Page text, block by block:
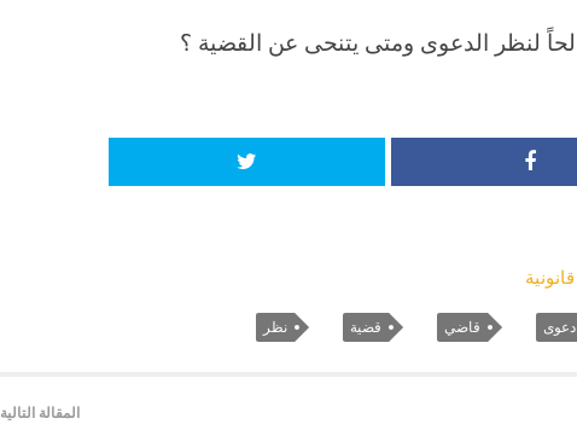
لنظر الدعوى ومتى يتنحى عن القضية ؟
دعوى قاضي قضية نظر
المقالة التالية